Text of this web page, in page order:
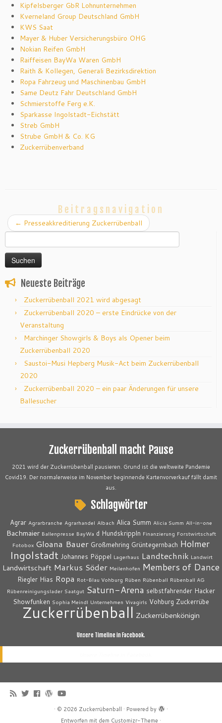
Kipfelsberger GbR Lohnunternehmen
Kverneland Group Deutschland GmbH
KWS Saat
Mayer & Huber Versicherungsbüro OHG
Nokian Reifen GmbH
Raiffeisen BayWa Waren GmbH
Raith & Kollegen, Generali Bezirksdirektion
Ropa Fahrzeug und Maschinenbau GmbH
Same Deutz Fahr Deutschland GmbH
Schmierstoffe Ferg e.K.
Sparkasse Ingolstadt-Eichstätt
Streb GmbH
Strube GmbH & Co. KG
Zuckerrübenverband
Beitragsnavigation
← Presseakkreditierung Zuckerrübenball
nach:
Neueste Beiträge
Zuckerrübenball 2021 wird abgesagt
Zuckerrübenball 2020 – erste Eindrücke von der
Veranstaltung
Marchinger Showgirls & Boys als Opener beim
Zuckerrübenball 2020
Saustoi-Musi Hepberg Musik-Act beim Zuckerrübenball
2020
Zuckerrübenball 2020 – ein paar Änderungen für unsere
Ballesucher
Zuckerrübenball macht Pause
2021 wird der Zuckerrübenball pausieren. Grund ist die weltweite Pandemie
Covid19. Der normalerweise im November beginnende Kartenvorverkauf fällt damit
aus.
Schlagwörter
Agrar Agrarbranche Agrarhandel Albach Alica Summ Alicia Summ All-in-one
Bachmaier Ballenpresse BayWa d Hundskrippln Finanzierung Forstwirtschaft
Fotobox Gloana Bauer Großmehring Grüntegernbach Holmer
Ingolstadt Johannes Pöppel Lagerhaus Landtechnik Landwirt
Landwirtschaft Markus Söder Meilenhofen Members of Dance
Riegler Hias Ropa Rot-Blau Vohburg Rüben Rübenball Rübenball AG
Rübenreinigungslader Saatgut Saturn-Arena selbstfahrender Hacker
Showfunken Sophia Meindl Unternehmen Vivagirls Vohburg Zuckerrübe
Zuckerrübenball Zuckerrübenkönigin
Unsere Timeline in Facebook.
· © 2026 Zuckerrübenball · Powered by
·
Entworfen mit dem Customizr-Theme ·